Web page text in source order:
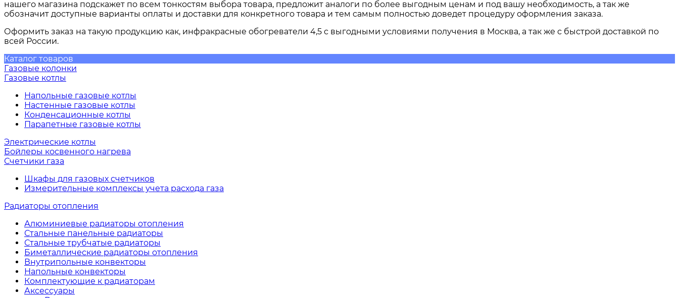
нашего магазина подскажет по всем тонкостям выбора товара, предложит аналоги по более выгодным ценам и под вашу необходимость, а так же
обозначит доступные варианты оплаты и доставки для конкретного товара и тем самым полностью доведет процедуру оформления заказа.
Оформить заказ на такую продукцию как, инфракрасные обогреватели 4,5 с выгодными условиями получения в Москва, а так же с быстрой доставкой по
всей России.
Каталог товаров
Газовые колонки
Газовые котлы
Напольные газовые котлы
Настенные газовые котлы
Конденсационные котлы
Парапетные газовые котлы
Электрические котлы
Бойлеры косвенного нагрева
Счетчики газа
Шкафы для газовых счетчиков
Измерительные комплексы учета расхода газа
Радиаторы отопления
Алюминиевые радиаторы отопления
Стальные панельные радиаторы
Стальные трубчатые радиаторы
Биметаллические радиаторы отопления
Внутрипольные конвекторы
Напольные конвекторы
Комплектующие к радиаторам
Аксессуары